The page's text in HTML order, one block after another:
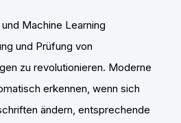
Machine Learning
und Prüfung von
zu revolutionieren. Moderne
erkennen, wenn sich
ändern, entsprechende